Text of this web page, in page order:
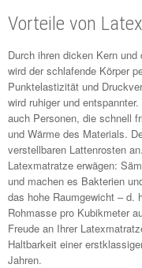
Vorteile von
Durch ihren dicken Kern
wird der schlafende Körper
Punktelastizität und
wird ruhiger und
auch Personen, die schnell
und Wärme des Materials.
verstellbaren Lattenrosten
Latexmatratze erwägen:
und machen es Bakterien
das hohe Raumgewicht – d.
Rohmasse pro Kubikmeter
Freude an Ihrer
Haltbarkeit einer
Jahren.